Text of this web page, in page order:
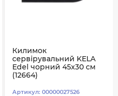
Килимок
сервірувальний KELA
Edel чорний 45х30 см
(12664)
Артикул: 00000027526